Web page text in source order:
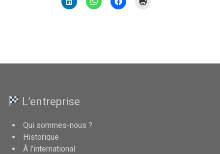
L’entreprise
Qui sommes-nous ?
Historique
À l’international